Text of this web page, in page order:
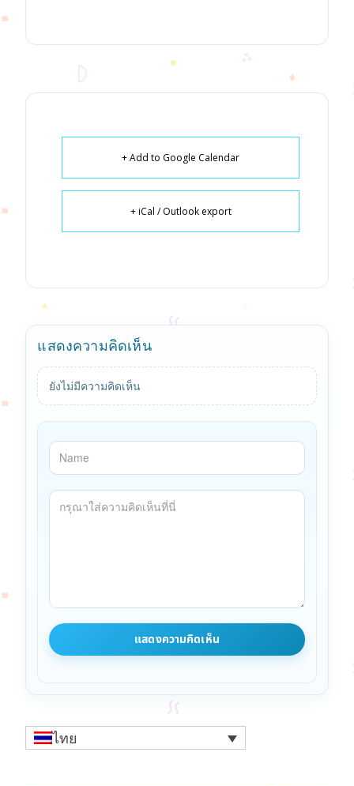
+ Add to Google Calendar
+ iCal / Outlook export
แสดงความคิดเห็น
ยังไม่มีความคิดเห็น
ไทย